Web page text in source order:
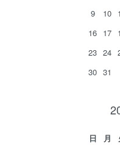
9
10
16 17
23 24
30 31
日 月